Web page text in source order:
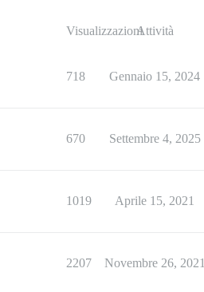
VisualizzazioniAttività
718 Gennaio 15, 2024
670 Settembre 4, 2025
1019 Aprile 15, 2021
2207 Novembre 26, 2021